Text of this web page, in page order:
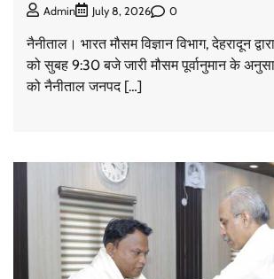
Admin July 8, 2026 0
नैनीताल। भारत मौसम विज्ञान विभाग, देहरादून
को सुबह 9:30 बजे जारी मौसम पूर्वानुमान के
को नैनीताल जनपद […]